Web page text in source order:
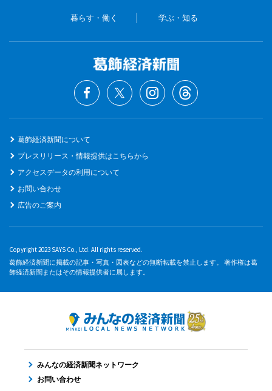
暮らす・働く 学ぶ・知る
葛飾経済新聞について
プレスリリース・情報提供はこちらから
アクセスデータの利用について
お問い合わせ
広告のご案内
Copyright 2023 SAYS Co., Ltd. All rights reserved.
葛飾経済新聞に掲載の記事・写真・図表などの無断転載を禁止します。 著作権は葛
飾経済新聞またはその情報提供者に属します。
みんなの経済新聞ネットワーク
お問い合わせ